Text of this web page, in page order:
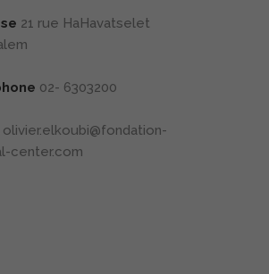
21 rue HaHavatselet
02- 6303200
center.com